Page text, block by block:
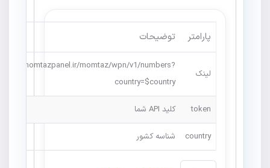
پارامتر توضیحات
لینک
momtazpanel.ir/momtaz/wpn/v1/numbers?
country=$country
token کلید API شما
country شناسه کشور